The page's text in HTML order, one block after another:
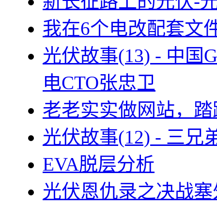
我在6个电改配套文
光伏故事(13) - 中国
电CTO张忠卫
老老实实做网站，
光伏故事(12) - 三兄
EVA脱层分析
光伏恩仇录之决战